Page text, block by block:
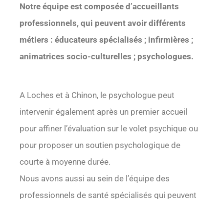
Notre équipe est composée d’accueillants
professionnels, qui peuvent avoir différents
métiers : éducateurs spécialisés ; infirmières ;
animatrices socio-culturelles ; psychologues.
A Loches et à Chinon, le psychologue peut
intervenir également après un premier accueil
pour affiner l’évaluation sur le volet psychique ou
pour proposer un soutien psychologique de
courte à moyenne durée.
Nous avons aussi au sein de l’équipe des
professionnels de santé spécialisés qui peuvent